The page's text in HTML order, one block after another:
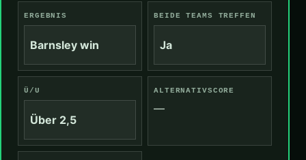
ERGEBNIS
Barnsley win
BEIDE TEAMS TREFFEN
Ja
Ü/U
Über 2,5
ALTERNATIVSCORE
—